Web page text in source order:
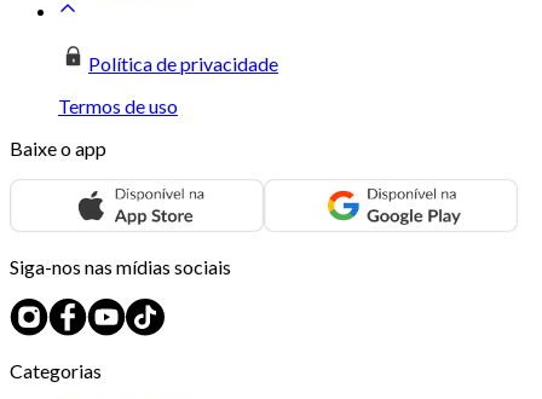
Política de privacidade
Termos de uso
Baixe o app
Siga-nos nas mídias sociais
Categorias